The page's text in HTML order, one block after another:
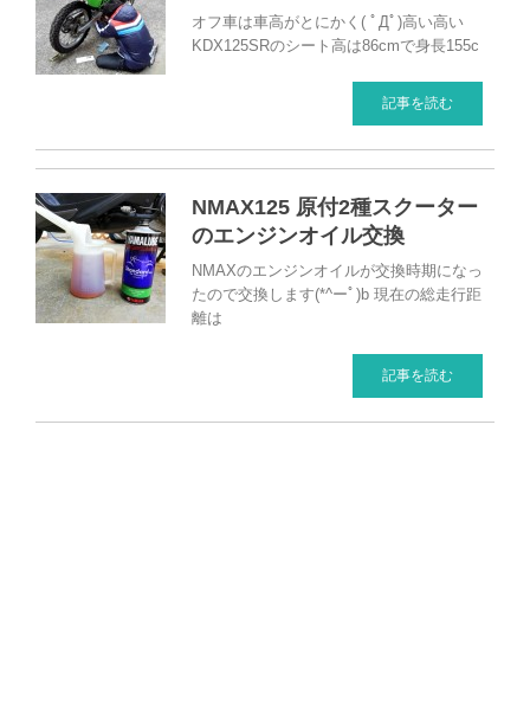
オフ車は車高がとにかく( ﾟДﾟ)高い高い
KDX125SRのシート高は86cmで身長155c
記事を読む
NMAX125 原付2種スクーター
のエンジンオイル交換
NMAXのエンジンオイルが交換時期になっ
たので交換します(*^ーﾟ)b 現在の総走行距
離は
記事を読む